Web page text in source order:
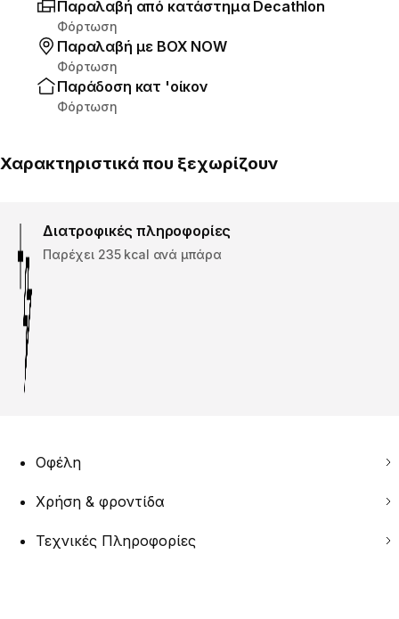
Παραλαβή από κατάστημα Decathlon
Φόρτωση
Παραλαβή με ΒΟΧ ΝΟW
Φόρτωση
Παράδοση κατ 'οίκον
Φόρτωση
Χαρακτηριστικά που ξεχωρίζουν
Διατροφικές πληροφορίες
Παρέχει 235 kcal ανά μπάρα
Οφέλη
Χρήση & φροντίδα
Τεχνικές Πληροφορίες